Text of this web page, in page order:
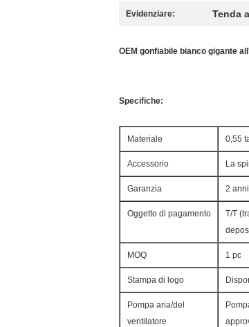
Evidenziare: Tenda
OEM gonfiabile bianco gigante
Specifiche:
Materiale 0,55
Accessorio La
Garanzia 2 anni
Oggetto di pagamento
T/T
MOQ 1 pc
Stampa di logo
Pompa aria/del
ventilatore